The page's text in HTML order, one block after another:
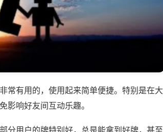
常有用的，使用起来简单便捷。特别是在大
影响好友间互动乐趣。
分用户的牌特别好，总是能拿到好牌，甚至